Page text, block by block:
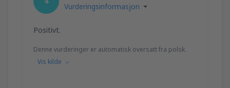
Vurderingsinformasjon
Positivt.
Denne vurderinger er automatisk oversatt fra polsk.
Vis kilde